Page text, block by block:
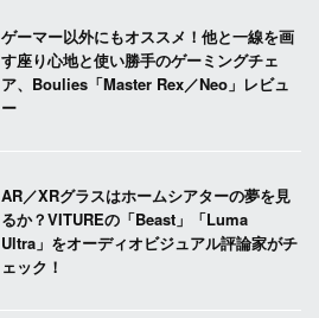
ゲーマー以外にもオススメ！他と一線を画
す座り心地と使い勝手のゲーミングチェ
ア、Boulies「Master Rex／Neo」レビュ
ー
AR／XRグラスはホームシアターの夢を見
るか？VITUREの「Beast」「Luma
Ultra」をオーディオビジュアル評論家がチ
ェック！